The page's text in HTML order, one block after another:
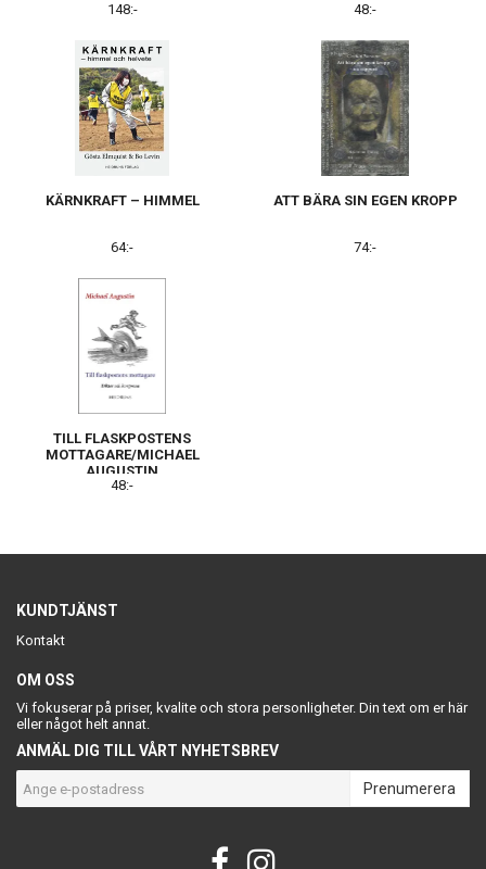
148:-
48:-
KÄRNKRAFT – HIMMEL
64:-
ATT BÄRA SIN EGEN KROPP
74:-
TILL FLASKPOSTENS
MOTTAGARE/MICHAEL
AUGUSTIN
48:-
KUNDTJÄNST
Kontakt
OM OSS
Vi fokuserar på priser, kvalite och stora personligheter. Din text om er här
eller något helt annat.
ANMÄL DIG TILL VÅRT NYHETSBREV
Prenumerera